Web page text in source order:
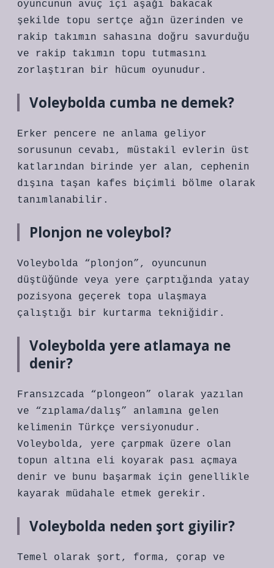
oyuncunun avuç içi aşağı bakacak
şekilde topu sertçe ağın üzerinden ve
rakip takımın sahasına doğru savurduğu
ve rakip takımın topu tutmasını
zorlaştıran bir hücum oyunudur.
Voleybolda cumba ne demek?
Erker pencere ne anlama geliyor
sorusunun cevabı, müstakil evlerin üst
katlarından birinde yer alan, cephenin
dışına taşan kafes biçimli bölme olarak
tanımlanabilir.
Plonjon ne voleybol?
Voleybolda “plonjon”, oyuncunun
düştüğünde veya yere çarptığında yatay
pozisyona geçerek topa ulaşmaya
çalıştığı bir kurtarma tekniğidir.
Voleybolda yere atlamaya ne
denir?
Fransızcada “plongeon” olarak yazılan
ve “zıplama/dalış” anlamına gelen
kelimenin Türkçe versiyonudur.
Voleybolda, yere çarpmak üzere olan
topun altına eli koyarak pası açmaya
denir ve bunu başarmak için genellikle
kayarak müdahale etmek gerekir.
Voleybolda neden şort giyilir?
Temel olarak şort, forma, çorap ve